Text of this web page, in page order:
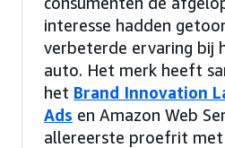
interesse hadden
verbeterde ervaring bij
auto. Het merk heeft
het Brand Innovation
Ads en Amazon Web
allereerste proefrit